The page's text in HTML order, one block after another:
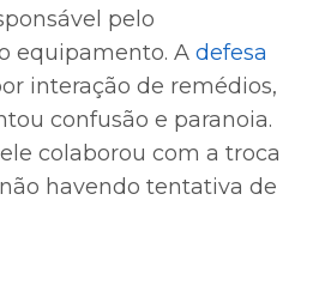
pelo
equipamento. Adefesa
interação de remédios,
confusão e paranoia.
colaborou com a troca
havendo tentativa de